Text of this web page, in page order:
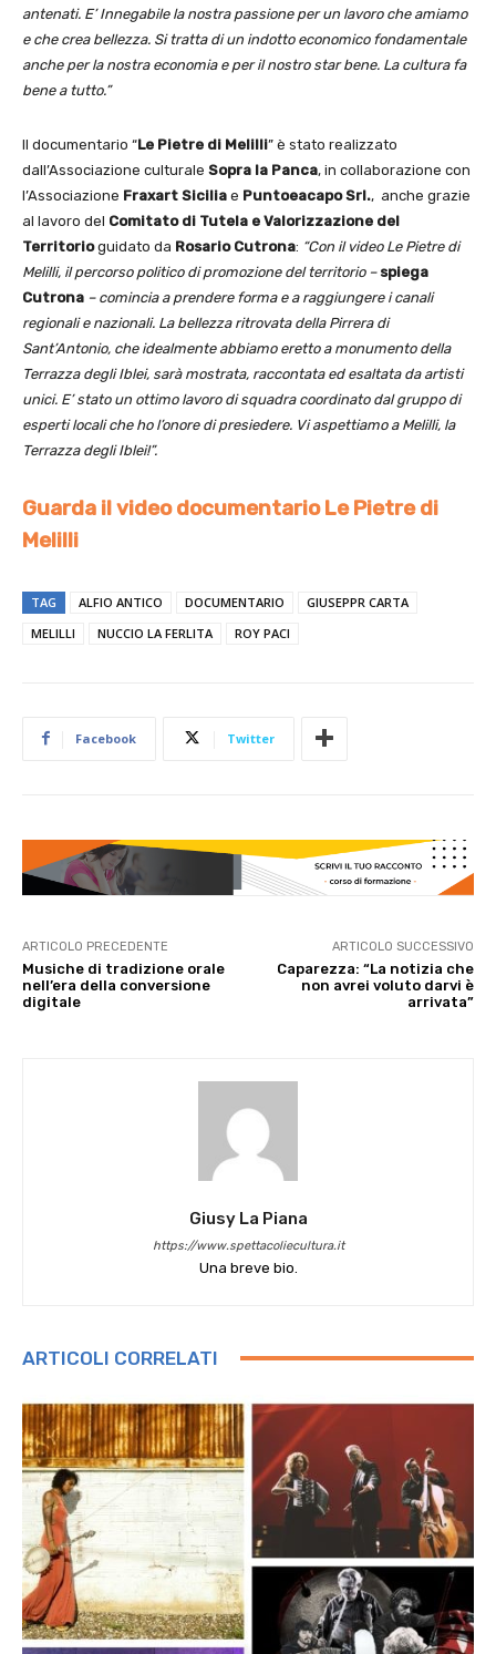
antenati. E’ Innegabile la nostra passione per un lavoro che amiamo
e che crea bellezza. Si tratta di un indotto economico fondamentale
anche per la nostra economia e per il nostro star bene. La cultura fa
bene a tutto.”
Il documentario “Le Pietre di Melilli” è stato realizzato
dall’Associazione culturale Sopra la Panca, in collaborazione con
l’Associazione Fraxart Sicilia e Puntoeacapo Srl., anche grazie
al lavoro del Comitato di Tutela e Valorizzazione del
Territorioguidato da Rosario Cutrona: “Con il video Le Pietre di
Melilli, il percorso politico di promozione del territorio – spiega
Cutrona – comincia a prendere forma e a raggiungere i canali
regionali e nazionali. La bellezza ritrovata della Pirrera di
Sant’Antonio, che idealmente abbiamo eretto a monumento della
Terrazza degli Iblei, sarà mostrata, raccontata ed esaltata da artisti
unici. E’ stato un ottimo lavoro di squadra coordinato dal gruppo di
esperti locali che ho l’onore di presiedere. Vi aspettiamo a Melilli, la
Terrazza degli Iblei!”.
Guarda il video documentario Le Pietre di
Melilli
TAG ALFIO ANTICO DOCUMENTARIO
GIUSEPPR CARTA
MELILLI
NUCCIO LA FERLITA ROY PACI
Facebook Twitter
ARTICOLO PRECEDENTE
Musiche di tradizione orale
nell’era della conversione
digitale
ARTICOLO SUCCESSIVO
Caparezza: “La notizia che
non avrei voluto darvi è
arrivata”
Giusy La Piana
https://www.spettacoliecultura.it
Una breve bio.
ARTICOLI CORRELATI